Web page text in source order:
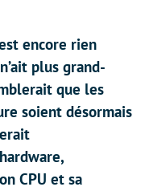
encore rien
plus grand-
que les
soient désormais
CPU et sa